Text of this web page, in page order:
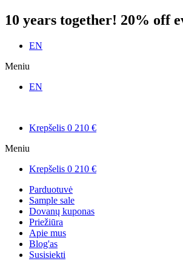
Praleisti
10 years together! 20% off
EN
Meniu
EN
Krepšelis 0 210 €
Meniu
Krepšelis 0 210 €
Parduotuvė
Sample sale
Dovanų kuponas
Priežiūra
Apie mus
Blog'as
Susisiekti